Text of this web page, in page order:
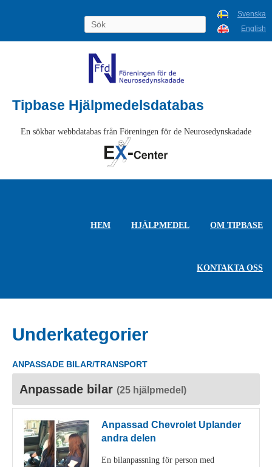
Svenska
English
Tipbase Hjälpmedelsdatabas
En sökbar webbdatabas från Föreningen för de Neurosedynskadade
HEM HJÄLPMEDEL OM TIPBASE
KONTAKTA OSS
Underkategorier
ANPASSADE BILAR/TRANSPORT
Anpassade bilar (25 hjälpmedel)
Anpassad Chevrolet Uplander
andra delen
En bilanpassning för person med